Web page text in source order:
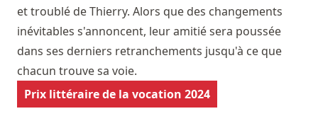
et troublé de Thierry. Alors que des changements
inévitables s'annoncent, leur amitié sera poussée
dans ses derniers retranchements jusqu'à ce que
chacun trouve sa voie.
Prix littéraire de la vocation 2024